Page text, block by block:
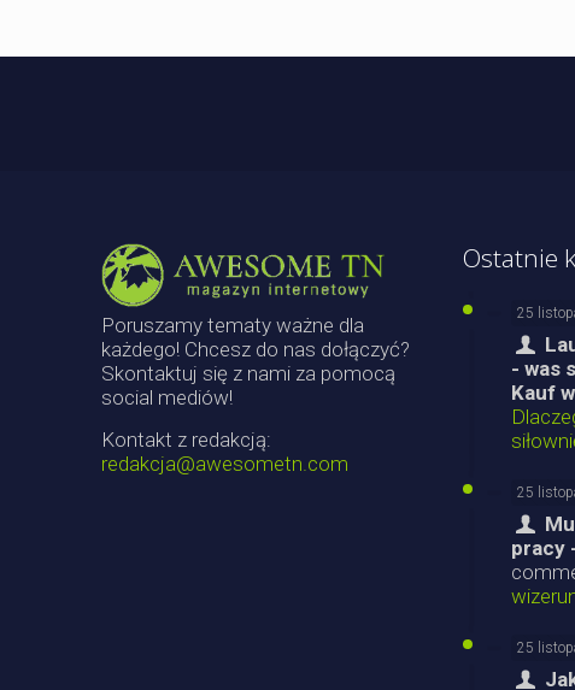
Poruszamy tematy ważne dla
każdego! Chcesz do nas dołączyć?
Skontaktuj się z nami za pomocą
social mediów!
Kontakt z redakcją:
redakcja@awesometn.com
Ostatnie
25
- was
Kauf
25
pracy
25